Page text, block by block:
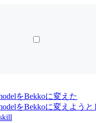
をBekkoに変えた
をBekkoに変えよう